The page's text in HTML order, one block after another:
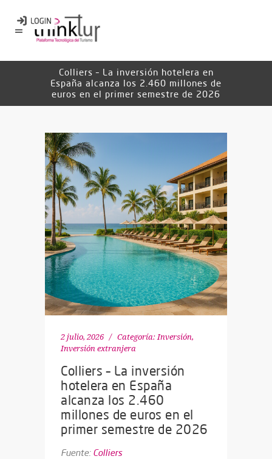
Colliers – La inversión hotelera en
España alcanza los 2.460 millones de
euros en el primer semestre de 2026
2 julio, 2026 Categoría: Inversión,
Inversión extranjera
Colliers – La inversión
hotelera en España
alcanza los 2.460
millones de euros en el
primer semestre de 2026
Fuente: Colliers